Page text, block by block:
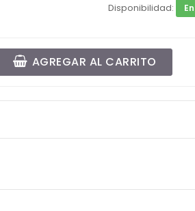
Disponibilidad:
AGREGAR AL CARRITO